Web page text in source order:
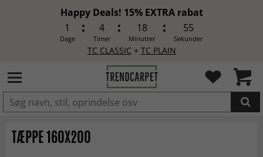
Happy Deals! 15% EXTRA rabat
1
Dage
4
Timer
18
Minutter
52
Sekunder
TC CLASSIC + TC PLAIN
TÆPPE 160X200